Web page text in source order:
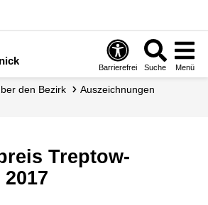
Barrierefrei Suche Menü
Über den Bezirk
Auszeichnungen